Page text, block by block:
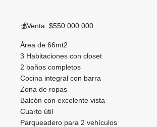
💰Venta: $550.000.000
Área de 66mt2
3 Habitaciones con closet
2 baños completos
Cocina integral con barra
Zona de ropas
Balcón con excelente vista
Cuarto útil
Parqueadero para 2 vehículos